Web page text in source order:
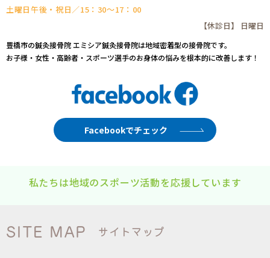
土曜日午後・祝日／15：30～17：00
【休診日】 日曜日
豊橋市の鍼灸接骨院 エミシア鍼灸接骨院は地域密着型の接骨院です。
お子様・女性・高齢者・スポーツ選手のお身体の悩みを根本的に改善します！
Facebookでチェック
私たちは地域のスポーツ活動を応援しています
SITE MAP サイトマップ